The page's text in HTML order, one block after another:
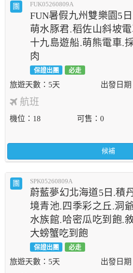
團 FUK05260809A
FUN暑假九州雙樂園5
萌水豚君.稻佐山斜坡
十九島遊船.萌熊電車.
肉
保證出團 必走
5天
航班
機位 18 可售 0
候補
團 SPK05260809A
蔚藍夢幻北海道5日.積
境青池.四季彩之丘.洞
水族館.哈密瓜吃到飽.
大螃蟹吃到飽
保證出團 必走
5天